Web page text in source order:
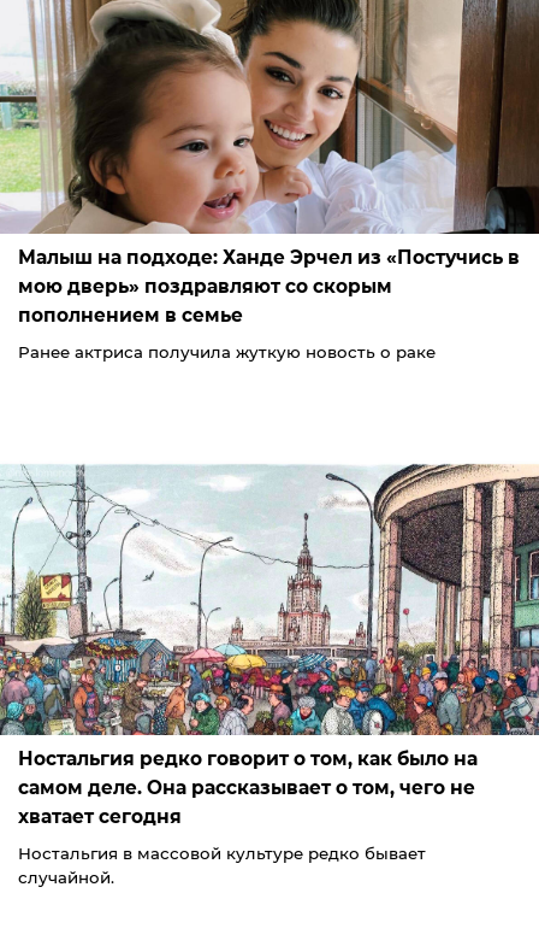
Малыш на подходе: Ханде Эрчел из «Постучись в
мою дверь» поздравляют со скорым
пополнением в семье
Ранее актриса получила жуткую новость о раке
Ностальгия редко говорит о том, как было на
самом деле. Она рассказывает о том, чего не
хватает сегодня
Ностальгия в массовой культуре редко бывает
случайной.